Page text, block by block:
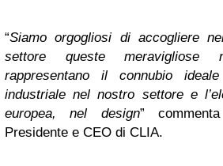
“Siamo orgogliosi di accogliere
settore queste meravigliose
rappresentano il connubio
industriale nel nostro settore e
europea, nel design”
Presidente e CEO di CLIA.